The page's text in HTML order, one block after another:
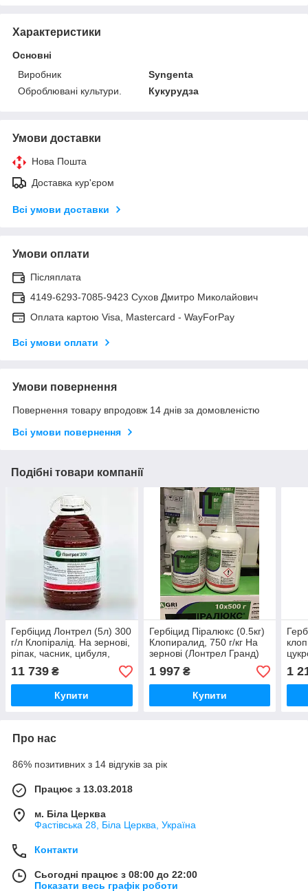
Характеристики
Основні
Виробник
Syngenta
Оброблювані культури.
Кукурудза
Умови доставки
Нова Пошта
Доставка кур'єром
Всі умови доставки
Умови оплати
Післяплата
4149-6293-7085-9423 Сухов Дмитро Миколайович
Оплата картою Visa, Mastercard - WayForPay
Всі умови оплати
Умови повернення
Повернення товару впродовж 14 днів за домовленістю
Всі умови повернення
Подібні товари компанії
Гербіцид Лонтрел (5л) 300
г/л Клопіралід. На зернові,
ріпак, часник, цибуля,
буряк, кукурудзу
11 739 ₴
Купити
Гербіцид Піралюкс (0.5кг)
Клопиралид, 750 г/кг На
зернові (Лонтрел Гранд)
1 997₴
Купити
1
Про нас
86% позитивних з 14 відгуків за рік
Працює з 13.03.2018
м. Біла Церква
Фастівська 28, Біла Церква, Україна
Контакти
Сьогодні працює з 08:00 до 22:00
Показати весь графік роботи